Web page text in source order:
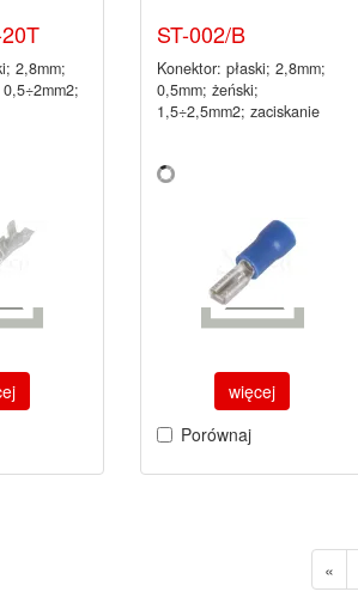
2,8mm;
ST-002/B
Konektor: płaski; 2,8mm;
0,5mm; żeński;
1,5÷2,5mm2; zaciskanie
więcej
Porównaj
«